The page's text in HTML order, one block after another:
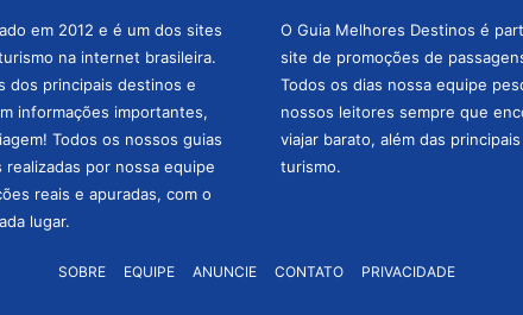
em 2012 e é um dos sites
na internet brasileira.
dos principais destinos e
informações importantes,
Todos os nossos guias
por nossa equipe
reais e apuradas, com o
lugar.
O Guia Melhores Destinos é
site de promoções de
Todos os dias nossa equipe
nossos leitores sempre que
viajar barato, além das
turismo.
SOBRE EQUIPE ANUNCIE CONTATO PRIVACIDADE